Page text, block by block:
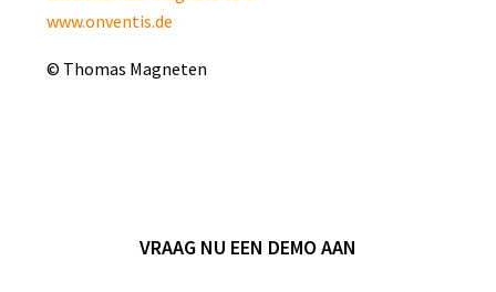
www.onventis.de
© Thomas Magneten
VRAAG NU EEN DEMO AAN